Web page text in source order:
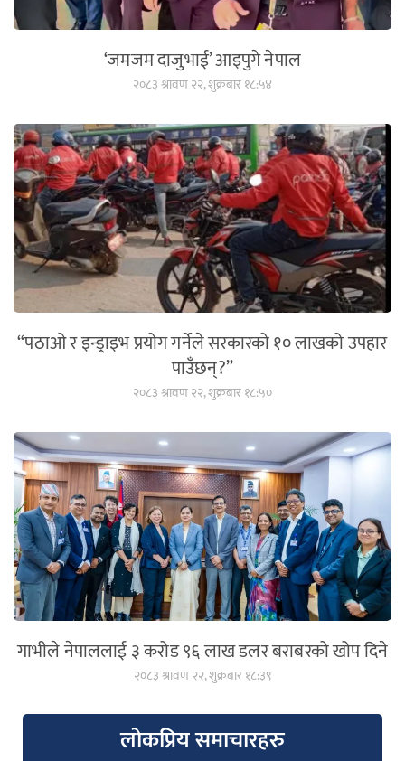
‘जमजम दाजुभाई’ आइपुगे नेपाल
२०८३ श्रावण २२, शुक्रबार १८:५४
“पठाओ र इन्ड्राइभ प्रयोग गर्नेले सरकारको १० लाखको उपहार
पाउँछन्?”
२०८३ श्रावण २२, शुक्रबार १८:५०
गाभीले नेपाललाई ३ करोड ९६ लाख डलर बराबरको खोप दिने
२०८३ श्रावण २२, शुक्रबार १८:३९
लोकप्रिय समाचारहरु